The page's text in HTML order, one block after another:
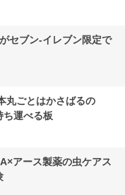
セブン‐イレブン限定で
丸ごとはかさばるの
運べる板
アース製薬の虫ケアス